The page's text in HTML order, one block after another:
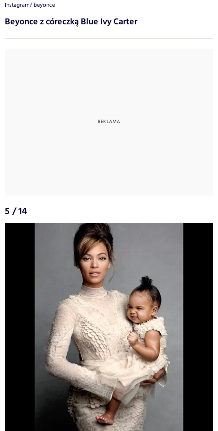
Instagram/ beyonce
Beyonce z córeczką Blue Ivy Carter
5 / 14